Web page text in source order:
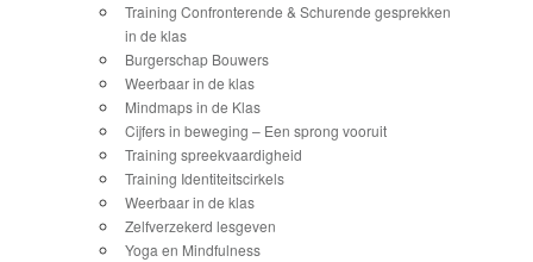
Training Confronterende & Schurende gesprekken
in de klas
Burgerschap Bouwers
Weerbaar in de klas
Mindmaps in de Klas
Cijfers in beweging – Een sprong vooruit
Training spreekvaardigheid
Training Identiteitscirkels
Weerbaar in de klas
Zelfverzekerd lesgeven
Yoga en Mindfulness